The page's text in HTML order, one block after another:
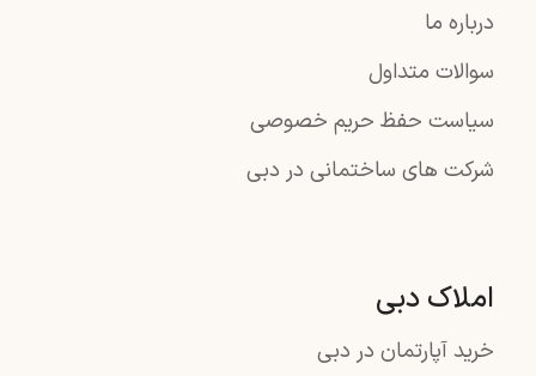
درباره ما
سوالات متداول
سیاست حفظ حریم خصوصی
شرکت های ساختمانی در دبی
املاک دبی
خرید آپارتمان در دبی